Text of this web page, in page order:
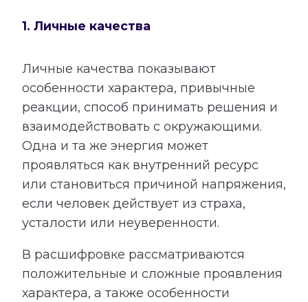
1. Личные качества
Личные качества показывают
особенности характера, привычные
реакции, способ принимать решения и
взаимодействовать с окружающими.
Одна и та же энергия может
проявляться как внутренний ресурс
или становиться причиной напряжения,
если человек действует из страха,
усталости или неуверенности.
В расшифровке рассматриваются
положительные и сложные проявления
характера, а также особенности